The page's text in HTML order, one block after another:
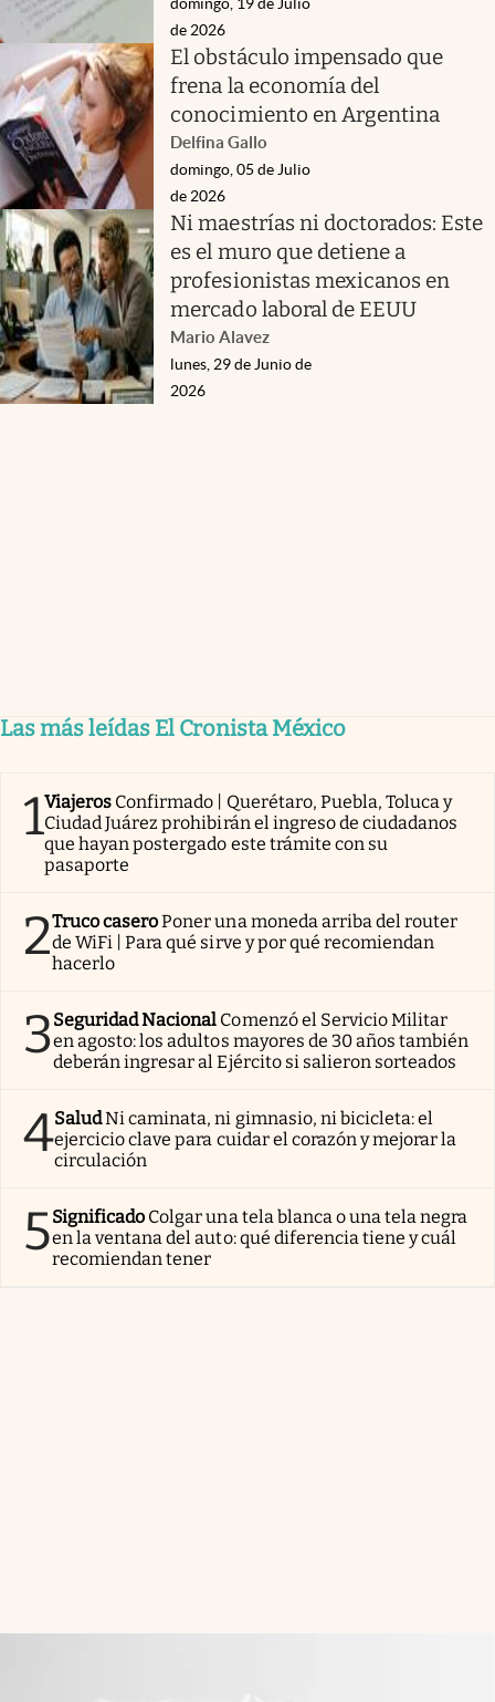
de 2026
El obstáculo impensado que
frena la economía del
conocimiento en Argentina
Delfina Gallo
domingo, 05 de Julio
de 2026
Ni maestrías ni doctorados: Este
es el muro que detiene a
profesionistas mexicanos en
mercado laboral de EEUU
Mario Alavez
lunes, 29 de Junio de
2026
Las más leídas El Cronista México
1Viajeros Confirmado | Querétaro, Puebla, Toluca y
Ciudad Juárez prohibirán el ingreso de ciudadanos
que hayan postergado este trámite con su
pasaporte
2Truco caseroPoner una moneda arriba del router
de WiFi | Para qué sirve y por qué recomiendan
hacerlo
3Seguridad Nacional Comenzó el Servicio Militar
en agosto: los adultos mayores de 30 años también
deberán ingresar al Ejército si salieron sorteados
4SaludNi caminata, ni gimnasio, ni bicicleta: el
ejercicio clave para cuidar el corazón y mejorar la
circulación
5Significado Colgar una tela blanca o una tela negra
en la ventana del auto: qué diferencia tiene y cuál
recomiendan tener